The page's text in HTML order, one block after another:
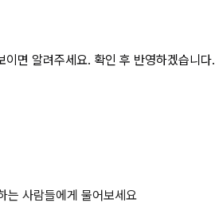
면 알려주세요. 확인 후 반영하겠습니다.
는 사람들에게 물어보세요